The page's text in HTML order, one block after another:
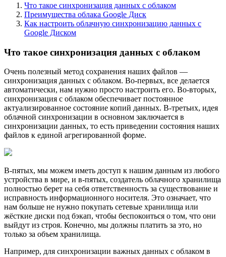
Что такое синхронизация данных с облаком
Преимущества облака Google Диск
Как настроить облачную синхронизацию данных с
Google Диском
Что такое синхронизация данных с облаком
Очень полезный метод сохранения наших файлов —
синхронизация данных с облаком. Во-первых, все делается
автоматически, нам нужно просто настроить его. Во-вторых,
синхронизация с облаком обеспечивает постоянное
актуализированное состояние копий данных. В-третьих, идея
облачной синхронизации в основном заключается в
синхронизации данных, то есть приведении состояния наших
файлов к единой агрегированной форме.
В-пятых, мы можем иметь доступ к нашим данным из любого
устройства в мире, и в-пятых, создатель облачного хранилища
полностью берет на себя ответственность за существование и
исправность информационного носителя. Это означает, что
нам больше не нужно покупать сетевые хранилища или
жёсткие диски под бэкап, чтобы беспокоиться о том, что они
выйдут из строя. Конечно, мы должны платить за это, но
только за объем хранилища.
Например, для синхронизации важных данных с облаком в